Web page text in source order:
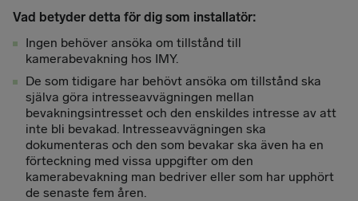
Vad betyder detta för dig som installatör:
Ingen behöver ansöka om tillstånd till
kamerabevakning hos IMY.
De som tidigare har behövt ansöka om tillstånd ska
själva göra intresseavvägningen mellan
bevakningsintresset och den enskildes intresse av att
inte bli bevakad. Intresseavvägningen ska
dokumenteras och den som bevakar ska även ha en
förteckning med vissa uppgifter om den
kamerabevakning man bedriver eller som har upphört
de senaste fem åren.